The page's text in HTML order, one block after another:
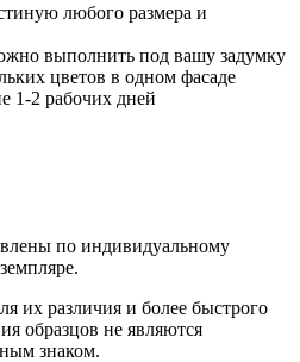
любого размера и
выполнить под вашу задумку
цветов в одном фасаде
1-2 рабочих дней
по индивидуальному
их различия и более быстрого
образцов не являются
знаком.